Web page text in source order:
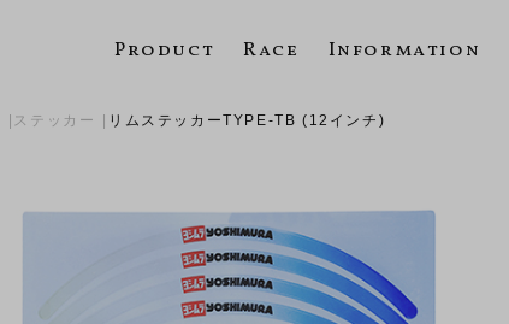
Product Race Information
ステッカー リムステッカーTYPE-TB (12インチ)